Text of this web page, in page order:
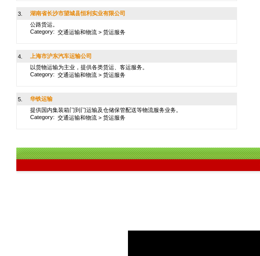
3.
湖南省长沙市望城县恒利实业有限公司
公路货运。
Category: 交通运输和物流 > 货运服务
4.
上海市沪东汽车运输公司
以货物运输为主业，提供各类货运、客运服务。
Category: 交通运输和物流 > 货运服务
5.
华铁运输
提供国内集装箱门到门运输及仓储保管配送等物流服务业务。
Category: 交通运输和物流 > 货运服务